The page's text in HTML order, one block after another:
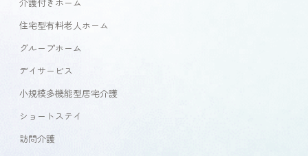
住宅型有料老人ホーム
グループホーム
デイサービス
小規模多機能型居宅介護
ショートステイ
訪問介護